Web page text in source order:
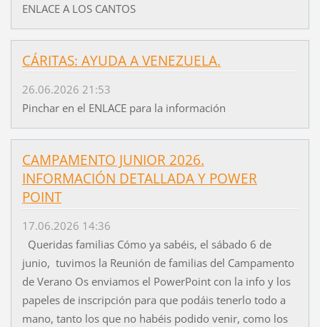
ENLACE A LOS CANTOS
CÁRITAS: AYUDA A VENEZUELA.
26.06.2026 21:53
Pinchar en el ENLACE para la información
CAMPAMENTO JUNIOR 2026.
INFORMACIÓN DETALLADA Y POWER
POINT
17.06.2026 14:36
Queridas familias Cómo ya sabéis, el sábado 6 de
junio, tuvimos la Reunión de familias del Campamento
de Verano Os enviamos el PowerPoint con la info y los
papeles de inscripción para que podáis tenerlo todo a
mano, tanto los que no habéis podido venir, como los